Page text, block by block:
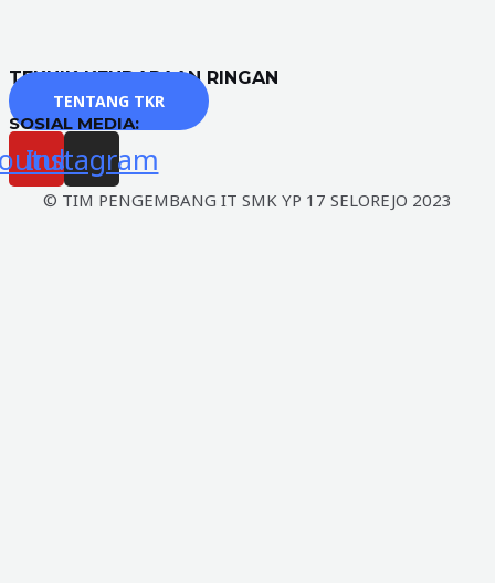
TEKNIK KENDARAAN RINGAN
TENTANG TKR
SOSIAL MEDIA:
Instagram
© TIM PENGEMBANG IT SMK YP 17 SELOREJO 2023